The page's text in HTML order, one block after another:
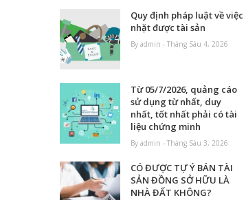
Quy định pháp luật về việc
nhặt được tài sản
By admin - Tháng Sáu 4, 2026
Từ 05/7/2026, quảng cáo
sử dụng từ nhất, duy
nhất, tốt nhất phải có tài
liệu chứng minh
By admin - Tháng Sáu 3, 2026
CÓ ĐƯỢC TỰ Ý BÁN TÀI
SẢN ĐỒNG SỞ HỮU LÀ
NHÀ ĐẤT KHÔNG?